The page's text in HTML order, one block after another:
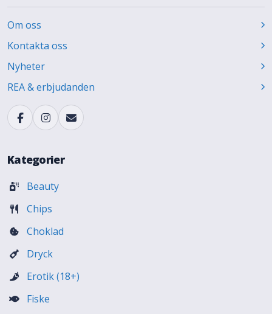
Om oss
Kontakta oss
Nyheter
REA & erbjudanden
Kategorier
Beauty
Chips
Choklad
Dryck
Erotik (18+)
Fiske